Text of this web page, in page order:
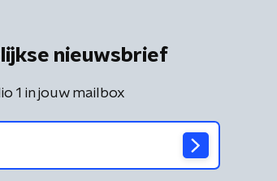
nieuwsbrief
1 in jouw mailbox